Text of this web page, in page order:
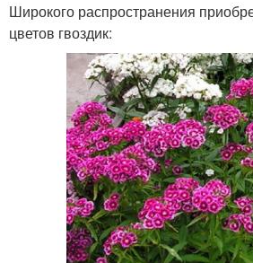
Широкого распространения
цветов гвоздик: